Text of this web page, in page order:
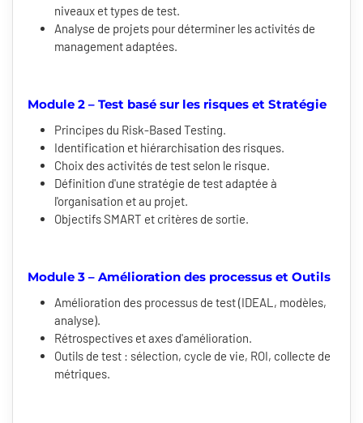
niveaux et types de test.
Analyse de projets pour déterminer les activités de
management adaptées.
Module 2 – Test basé sur les risques et Stratégie
Principes du Risk-Based Testing.
Identification et hiérarchisation des risques.
Choix des activités de test selon le risque.
Définition d'une stratégie de test adaptée à
l'organisation et au projet.
Objectifs SMART et critères de sortie.
Module 3 – Amélioration des processus et Outils
Amélioration des processus de test (IDEAL, modèles,
analyse).
Rétrospectives et axes d'amélioration.
Outils de test : sélection, cycle de vie, ROI, collecte de
métriques.